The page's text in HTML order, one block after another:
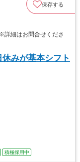
保存する
細はお問合せくださ
休みが基本シフト
積極採用中